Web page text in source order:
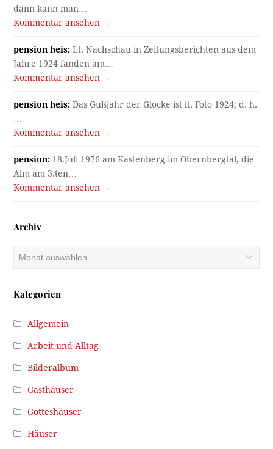
dann kann man…
Kommentar ansehen →
pension heis: Lt. Nachschau in Zeitungsberichten aus dem
Jahre 1924 fanden am…
Kommentar ansehen →
pension heis: Das Gußjahr der Glocke ist lt. Foto 1924; d. h.
Kommentar ansehen →
pension: 18.Juli 1976 am Kastenberg im Obernbergtal, die
Alm am 3.ten…
Kommentar ansehen →
Archiv
Kategorien
Allgemein
Arbeit und Alltag
Bilderalbum
Gasthäuser
Gotteshäuser
Häuser